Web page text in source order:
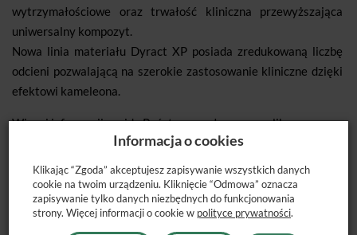
wytrzymałościowe oraz trwałość kliniczna przewyższająca
uniwersalny kompozyt.
Nowa linia materiału Dyract XP posiada zredukowaną liczbę
odcieni pozwalającą na szerokie zastosowanie kliniczne dzięki
efektowi kameleona.
Więcej informacji znajdą Państwo w załączonym pliku.
Dostępne opakowanie:5 kompiul 0,25g.
Informacja o cookies
Klikając “Zgoda” akceptujesz zapisywanie wszystkich danych
cookie na twoim urządzeniu. Kliknięcie “Odmowa” oznacza
zapisywanie tylko danych niezbędnych do funkcjonowania
strony. Więcej informacji o cookie w polityce prywatności.